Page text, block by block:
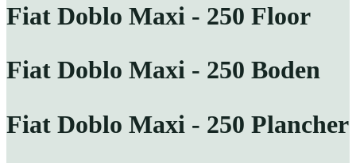
Fiat Doblo Maxi - 250 Floor
Fiat Doblo Maxi - 250 Boden
Fiat Doblo Maxi - 250 Plancher